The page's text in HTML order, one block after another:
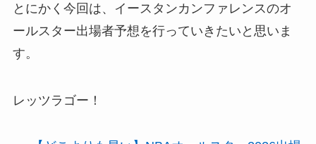
とにかく今回は、イースタンカンファレンスのオ
ールスター出場者予想を行っていきたいと思いま
す。
レッツラゴー！